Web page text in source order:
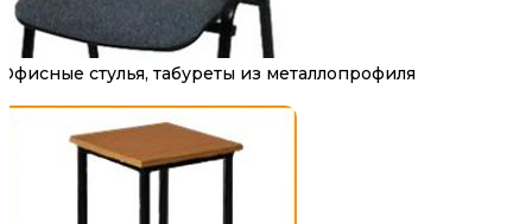
Офисные стулья, табуреты из металлопрофиля